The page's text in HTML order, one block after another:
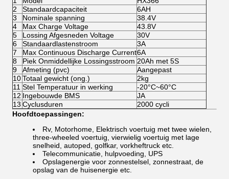
2
Standaardcapaciteit
6AH
3
Nominale spanning
38.4V
4
Max Charge Voltage
43.8V
5
Lossing Afgesneden Voltage
30V
6
Standaardlastenstroom
3A
7
Max Continuous Discharge Current6A
8
Piek Onmiddellijke Lossingsstroom 20Ah met 5S
9
Afmeting (pvc)
Aangepast
10Totaal gewicht (ong.)
2kg
11 Stel Temperatuur in werking
-20°C~60°C
12 Ingebouwde BMS
JA
13 Cyclusduren
2000 cycli
Hoofdtoepassingen:
Rv, Motorhome, Elektrisch voertuig met twee wielen,
three-wheeled voertuig, vierwielig voertuig met lage
snelheid, autoped, golfkar, vorkheftruck etc.
Telecommunicatie, hulpvoeding, UPS
Opslagenergie voor zonnestelsel, zonnestraat, de
opslag van de huisenergie etc.